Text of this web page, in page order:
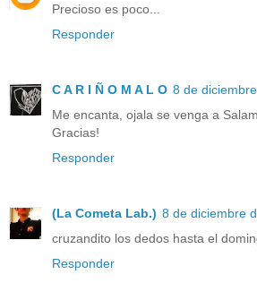
Precioso es poco...
Responder
C A R I Ñ O M A L O 8 de
Me encanta, ojala se venga a
Gracias!
Responder
(La Cometa Lab.) 8 de diciembre
cruzandito los dedos hasta el
Responder